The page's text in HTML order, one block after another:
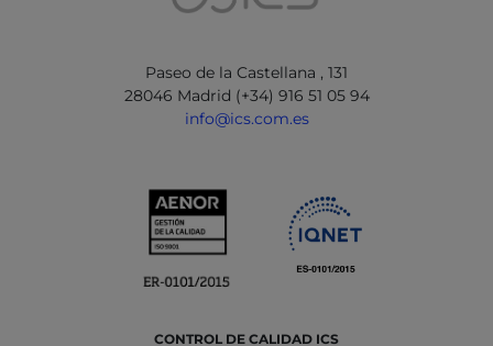
Paseo de la Castellana , 131
28046 Madrid (+34) 916 51 05 94
info@ics.com.es
CONTROL DE CALIDAD ICS